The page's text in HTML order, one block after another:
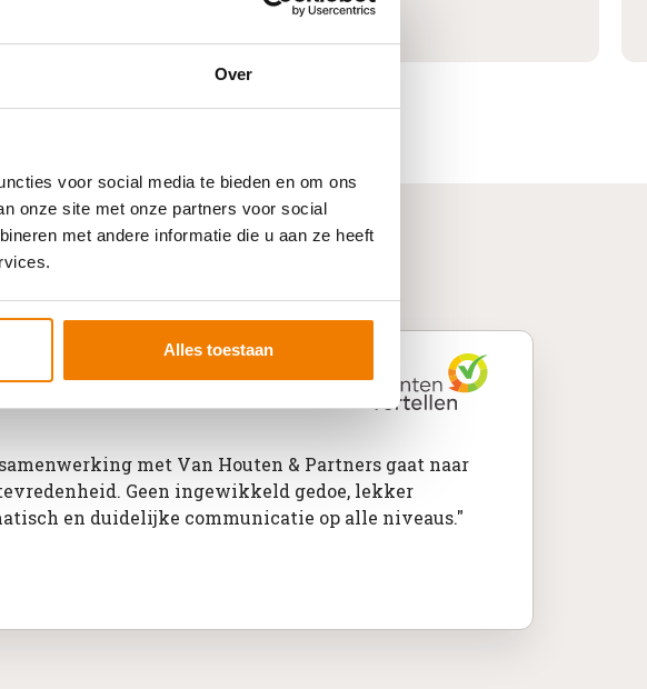
Over
voor social media te bieden en om ons
onze site met onze partners voor social
met andere informatie die u aan ze heeft
Alles toestaan
bij HortiQ-certificering?
met Van Houten & Partners gaat naar
Geen ingewikkeld gedoe, lekker
en duidelijke communicatie op alle niveaus."